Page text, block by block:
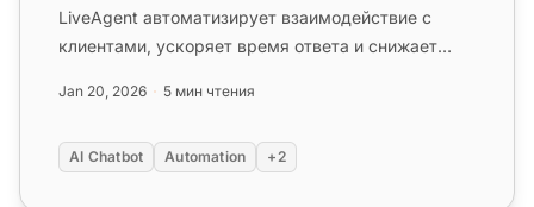
LiveAgent автоматизирует взаимодействие с
клиентами, ускоряет время ответа и снижает
Jan 20, 2026 5 мин чтения
AI Chatbot Automation +2